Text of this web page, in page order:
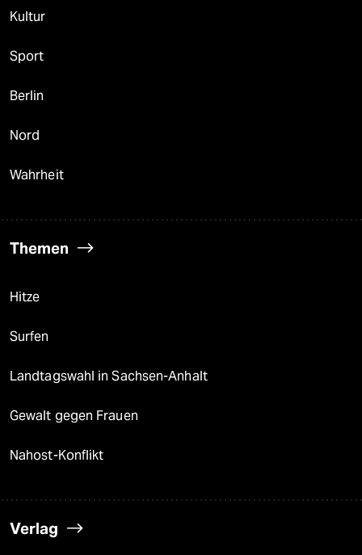
Kultur
Sport
Berlin
Nord
Wahrheit
Themen
Hitze
Surfen
Landtagswahl in Sachsen-Anhalt
Gewalt gegen Frauen
Nahost-Konflikt
Verlag